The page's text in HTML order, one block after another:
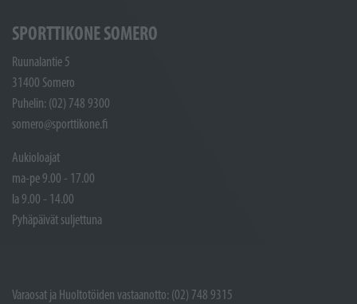
SPORTTIKONE SOMERO
Ruunalantie 5
31400 Somero
Puhelin: (02) 748 9300
somero@sporttikone.fi
Aukioloajat
ma-pe 9.00 - 17.00
la 9.00 - 14.00
Pyhäpäivät suljettuna
Varaosat ja Huoltotöiden vastaanotto: (02) 748 9315